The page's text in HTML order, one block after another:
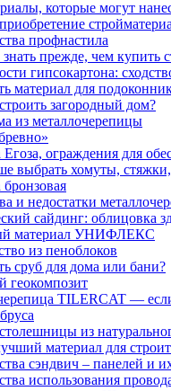
которые могут
профнастила
прежде, чем купить
гипсокартона:
материал для
загородный дом?
из металлочерепицы
ограждения для
выбрать хомуты,
и недостатки
сайдинг: облицовка
материал УНИФЛЕКС
из пеноблоков
сруб для дома или бани?
геокомпозит
TILERCAT —
из
материал для
сэндвич – панелей и
использования